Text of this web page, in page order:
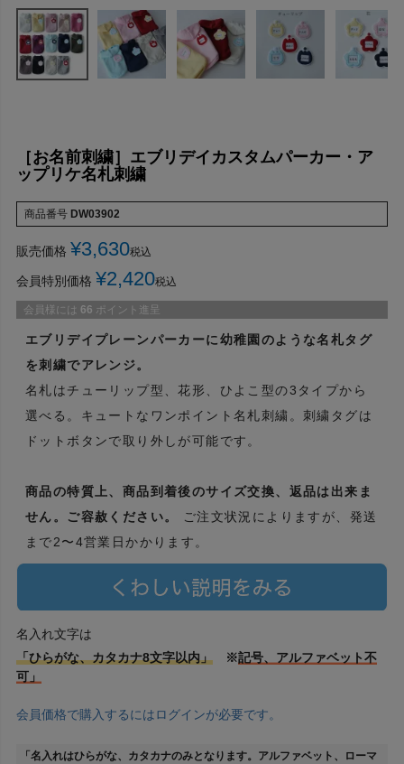
［お名前刺繍］エブリデイカスタムパーカー・ア
ップリケ名札刺繍
商品番号 DW03902
販売価格 ¥3,630税込
会員特別価格 ¥2,420税込
会員様には 66 ポイント進呈
エブリデイプレーンパーカーに幼稚園のような名札タグ
を刺繍でアレンジ。
名札はチューリップ型、花形、ひよこ型の3タイプから
選べる。キュートなワンポイント名札刺繍。刺繍タグは
ドットボタンで取り外しが可能です。
商品の特質上、商品到着後のサイズ交換、返品は出来ま
せん。ご容赦ください。
ご注文状況によりますが、発送
まで2〜4営業日かかります。
名入れ文字は
「ひらがな、カタカナ8文字以内」 ※記号、アルファベット不
可」
会員価格で購入するにはログインが必要です。
「名入れはひらがな、カタカナのみとなります。アルファベット、ローマ